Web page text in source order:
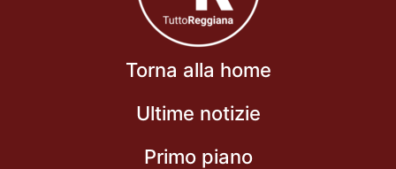
Torna alla home
Ultime notizie
Primo piano